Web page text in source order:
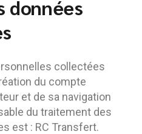
données
collectées
du compte
et de sa navigation
du traitement des
est : RC Transfert.